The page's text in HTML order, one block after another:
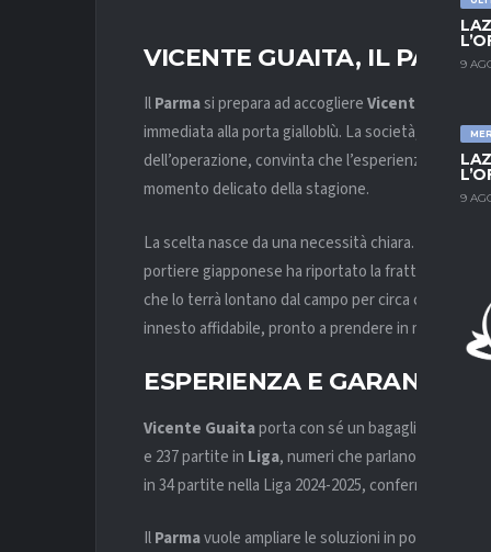
9
9
VICENTE GUAITA, IL
IlParmasi prepara ad accogliereVicente Guaita
immediata alla porta gialloblù. La società, allenata
dell’operazione, convinta che l’esperienza dello
momento delicato della stagione.
La scelta nasce da una necessità chiara.
portiere giapponese ha riportato la frattura del
che lo terrà lontano dal campo per circa cinque
innesto affidabile, pronto a prendere in mano la
ESPERIENZA E GARANZIE
Vicente Guaitaporta con sé un bagaglio di alto
e 237 partite in Liga, numeri che parlano da soli. La
in 34 partite nella Liga 2024-2025, confermando
IlParmavuole ampliare le soluzioni in porta e